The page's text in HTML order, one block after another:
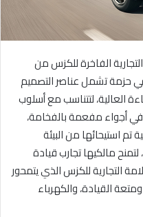
الفاخرة للكزس من
حزمة تشمل عناصر التصميم
العالية، لتتناسب مع أسلوب
في أجواء مفعمة بالفخامة،
استيحائها من البيئة
لتمنح مالكيها تجارب قيادة
التجارية للكزس الذي يتمحور
القيادة، والكهرباء